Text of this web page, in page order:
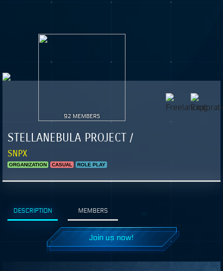
92 MEMBERS
STELLANEBULA PROJECT /
SNPX
ORGANIZATION CASUAL ROLE PLAY
DESCRIPTION MEMBERS
Join us now!